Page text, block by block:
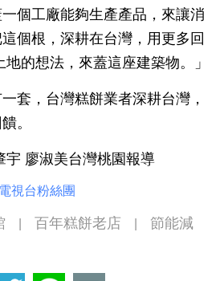
個工廠能夠生產產品，來讓消
個根，深耕在台灣，用更多回
的想法，來蓋這座建築物。」
套，台灣糕餅業者深耕台灣，
。
宇 廖淑美台灣桃園報導
視台粉絲團
百年糕餅老店
節能減